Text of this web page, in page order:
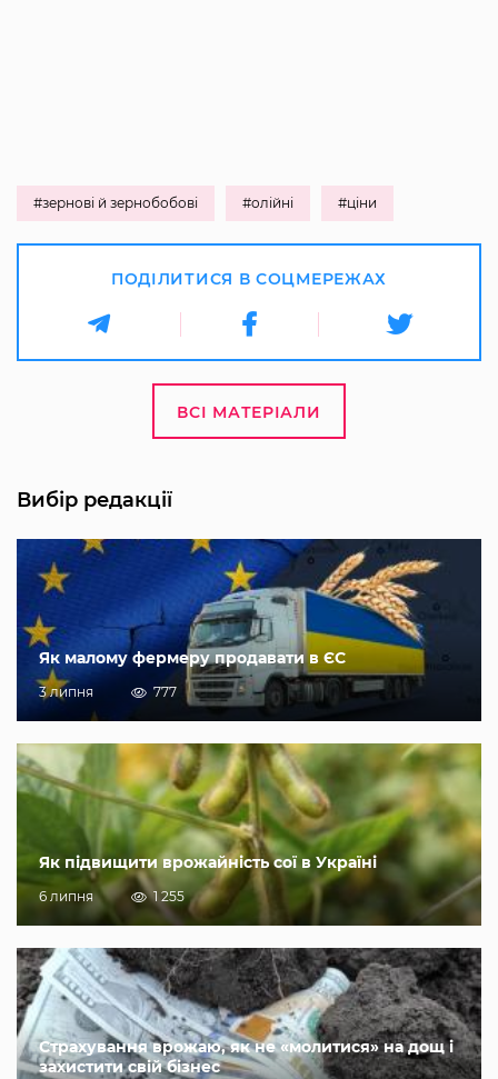
#зернові й зернобобові #олійні #ціни
ПОДІЛИТИСЯ В СОЦМЕРЕЖАХ
ВСІ МАТЕРІАЛИ
Вибір редакції
Як малому фермеру продавати в ЄС
3 липня 777
Як підвищити врожайність сої в Україні
6 липня 1 255
Страхування врожаю, як не «молитися» на дощ і
захистити свій бізнес